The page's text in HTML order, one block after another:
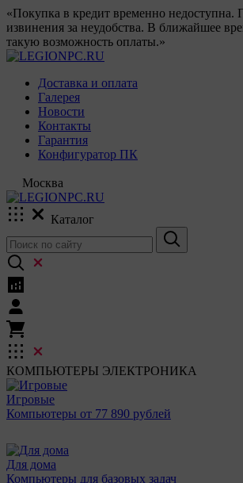
«Покупка в кредит временно недоступна.
извинения за неудобства. В ближайшее
такую возможность оплаты.»
Доставка и оплата
Галерея
Новости
Контакты
Гарантия
Конфигуратор ПК
Москва
Каталог
КОМПЬЮТЕРЫ ЭЛЕКТРОНИКА
Игровые
Компьютеры от 77 890 рублей
Для дома
Компьютеры для базовых задач